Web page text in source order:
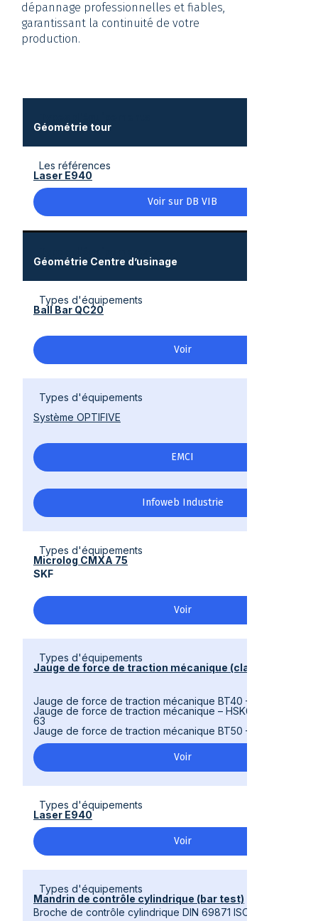
dépannage professionnelles et fiables,
garantissant la continuité de votre
production.
Géométrie tour
Les références
Laser E940
Voir sur DB VIB
Géométrie Centre d’usinage
Types d'équipements
Ball Bar QC20
Voir
Types d'équipements
Système OPTIFIVE
EMCI
Infoweb Industrie
Types d'équipements
Microlog CMXA 75
SKF
Voir
Types d'équipements
Jauge de force de traction mécanique (clamp test)
Jauge de force de traction mécanique BT40 –
Jauge de force de traction mécanique – HSK63 A/C/E
63
Jauge de force de traction mécanique BT50 – 76.185.150
Voir
Types d'équipements
Laser E940
Voir
Types d'équipements
Mandrin de contrôle cylindrique (bar test)
Broche de contrôle cylindrique DIN 69871 ISO40